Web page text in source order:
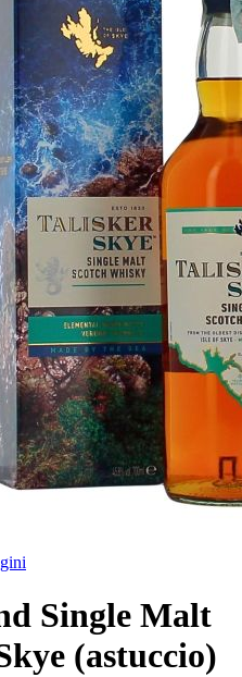
Single Malt
(astuccio)